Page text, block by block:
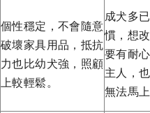
個性穩定，不會隨意
破壞家具用品，抵抗
力也比幼犬強，照顧
上較輕鬆。
成犬多
慣，想
要有耐
主人，
無法馬